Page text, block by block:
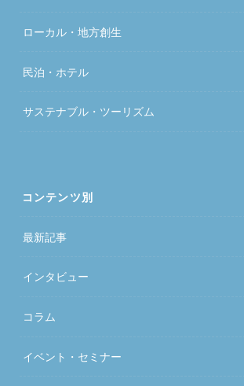
ローカル・地方創生
民泊・ホテル
サステナブル・ツーリズム
コンテンツ別
最新記事
インタビュー
コラム
イベント・セミナー